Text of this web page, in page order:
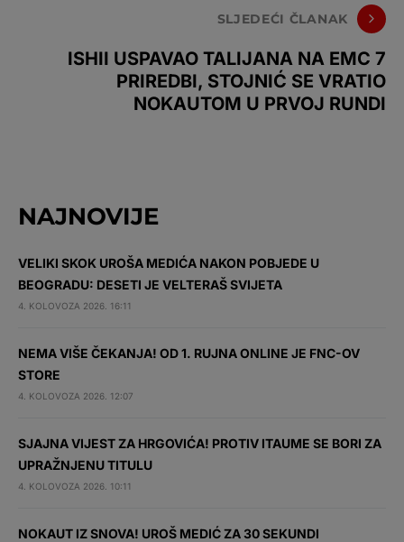
SLJEDEĆI ČLANAK
ISHII USPAVAO TALIJANA NA EMC 7
PRIREDBI, STOJNIĆ SE VRATIO
NOKAUTOM U PRVOJ RUNDI
NAJNOVIJE
VELIKI SKOK UROŠA MEDIĆA NAKON POBJEDE U
BEOGRADU: DESETI JE VELTERAŠ SVIJETA
4. KOLOVOZA 2026. 16:11
NEMA VIŠE ČEKANJA! OD 1. RUJNA ONLINE JE FNC-OV
STORE
4. KOLOVOZA 2026. 12:07
SJAJNA VIJEST ZA HRGOVIĆA! PROTIV ITAUME SE BORI ZA
UPRAŽNJENU TITULU
4. KOLOVOZA 2026. 10:11
NOKAUT IZ SNOVA! UROŠ MEDIĆ ZA 30 SEKUNDI